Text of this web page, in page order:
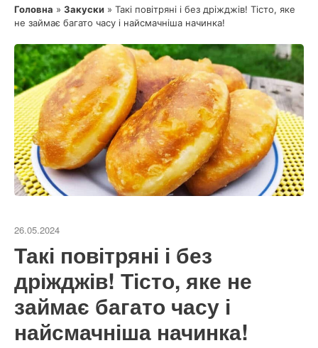
Головна » Закуски » Такі повітряні і без дріжджів! Тісто, яке
не займає багато часу і найсмачніша начинка!
26.05.2024
Такі повітряні і без
дріжджів! Тісто, яке не
займає багато часу і
найсмачніша начинка!